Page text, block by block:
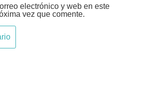
electrónico y web en este
vez que comente.